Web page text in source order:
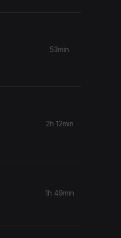
53min
2h 12min
1h 49min